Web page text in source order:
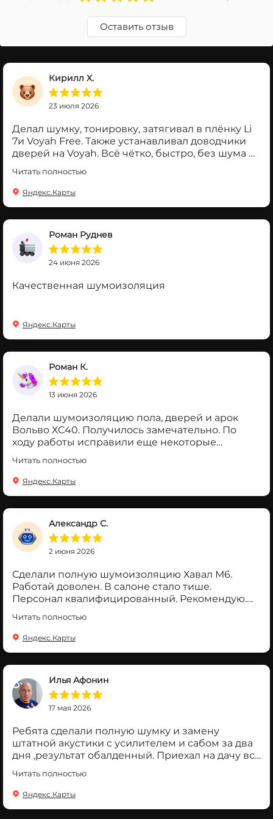
Оставить отзыв
Кирилл Х.
23 июля 2026
Делал шумку, тонировку, затягивал в плёнку Li
7и Voyah Free. Также устанавливал доводчики
дверей на Voyah. Всё чётко, быстро, без шума и
Читать полностью
Яндекс.Карты
Роман Руднев
24 июня 2026
Качественная шумоизоляция
Яндекс.Карты
Роман К.
13 июня 2026
Делали шумоизоляцию пола, дверей и арок
Вольво ХС40. Получилось замечательно. По
ходу работы исправили еще некоторые
очень доволен. Рекомендую.
Читать полностью
Яндекс.Карты
Александр С.
2 июня 2026
Сделали полную шумоизоляцию Хавал М6.
Работай доволен. В салоне стало тише.
Персонал квалифицированный. Рекомендую.
до этого её не шумели. Разобрали нашли
причину скрипа, приклеили, теперь не скрепит.
Читать полностью
Яндекс.Карты
Илья Афонин
17 мая 2026
Ребята сделали полную шумку и замену
штатной акустики с усилителем и сабом за два
дня ,результат обалденный. Приехал на дачу все
парни.(тенет 4)
Читать полностью
Яндекс.Карты